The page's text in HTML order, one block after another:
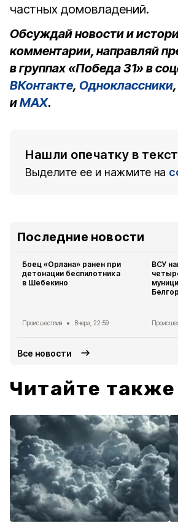
частных домовладений.
Обсуждай новости и
комментарии, направляй
в группах «Победа 31» в
ВКонтакте, Одноклассники,
иMAX.
Нашли опечатку в
Выделите ее и нажмите на
Последние новости
Боец «Орлана» ранен при
детонации беспилотника
в Шебекино
Происшествия Вчера, 22:59
ВСУ
Все новости
Читайте также